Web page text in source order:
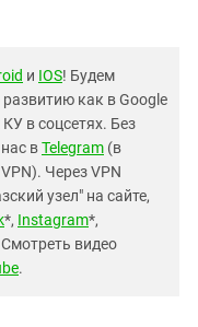
и IOS! Будем
как в Google
в соцсетях. Без
вTelegram (в
Через VPN
узел" на сайте,
*, Instagram*,
Смотреть видео
.